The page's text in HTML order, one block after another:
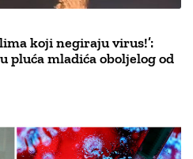
koji negiraju virus!’:
pluća mladića oboljelog od